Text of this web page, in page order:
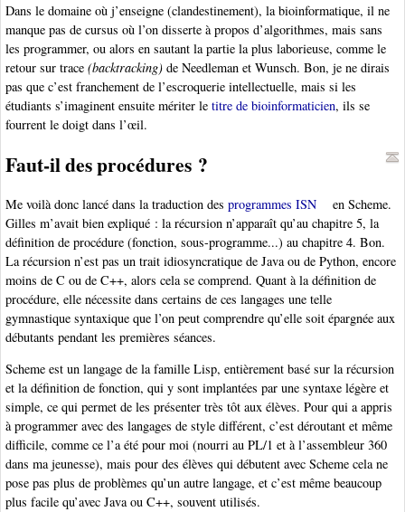
Dans le domaine où j’enseigne (clandestinement), la bioinformatique, il ne
manque pas de cursus où l’on disserte à propos d’algorithmes, mais sans
les programmer, ou alors en sautant la partie la plus laborieuse, comme le
retour sur trace (backtracking) de Needleman et Wunsch. Bon, je ne dirais
pas que c’est franchement de l’escroquerie intellectuelle, mais si les
étudiants s’imaginent ensuite mériter le titre de bioinformaticien, ils se
fourrent le doigt dans l’œil.
Faut-il des procédures ?
Me voilà donc lancé dans la traduction des programmes ISN
en Scheme.
Gilles m’avait bien expliqué : la récursion n’apparaît qu’au chapitre 5, la
définition de procédure (fonction, sous-programme...) au chapitre 4. Bon.
La récursion n’est pas un trait idiosyncratique de Java ou de Python, encore
moins de C ou de C++, alors cela se comprend. Quant à la définition de
procédure, elle nécessite dans certains de ces langages une telle
gymnastique syntaxique que l’on peut comprendre qu’elle soit épargnée aux
débutants pendant les premières séances.
Scheme est un langage de la famille Lisp, entièrement basé sur la récursion
et la définition de fonction, qui y sont implantées par une syntaxe légère et
simple, ce qui permet de les présenter très tôt aux élèves. Pour qui a appris
à programmer avec des langages de style différent, c’est déroutant et même
difficile, comme ce l’a été pour moi (nourri au PL/1 et à l’assembleur 360
dans ma jeunesse), mais pour des élèves qui débutent avec Scheme cela ne
pose pas plus de problèmes qu’un autre langage, et c’est même beaucoup
plus facile qu’avec Java ou C++, souvent utilisés.